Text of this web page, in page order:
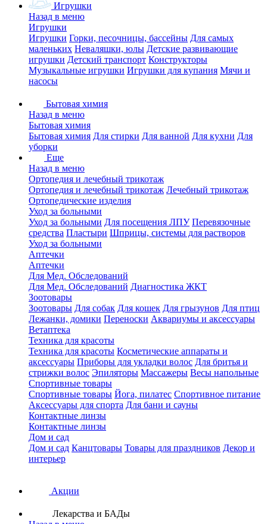
Игрушки
Назад в меню
Игрушки
Игрушки Горки, песочницы, бассейны Для самых
маленьких Неваляшки, юлы Детские развивающие
игрушки Детский транспорт Конструкторы
Музыкальные игрушки Игрушки для купания Мячи и
насосы
Бытовая химия
Назад в меню
Бытовая химия
Бытовая химия Для стирки Для ванной Для кухни Для
уборки
Еще
Назад в меню
Ортопедия и лечебный трикотаж
Ортопедия и лечебный трикотаж Лечебный трикотаж
Ортопедические изделия
Уход за больными
Уход за больными Для посещения ЛПУ Перевязочные
средства Пластыри Шприцы, системы для растворов
Уход за больными
Аптечки
Аптечки
Для Мед. Обследований
Для Мед. Обследований Диагностика ЖКТ
Зоотовары
Зоотовары Для собак Для кошек Для грызунов Для птиц
Лежанки, домики Переноски Аквариумы и аксессуары
Ветаптека
Техника для красоты
Техника для красоты Косметические аппараты и
аксессуары Приборы для укладки волос Для бритья и
стрижки волос Эпиляторы Массажеры Весы напольные
Спортивные товары
Спортивные товары Йога, пилатес Спортивное питание
Аксессуары для спорта Для бани и сауны
Контактные линзы
Контактные линзы
Дом и сад
Дом и сад Канцтовары Товары для праздников Декор и
интерьер
Акции
Лекарства и БАДы